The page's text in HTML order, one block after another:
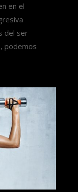
en el
del ser
podemos